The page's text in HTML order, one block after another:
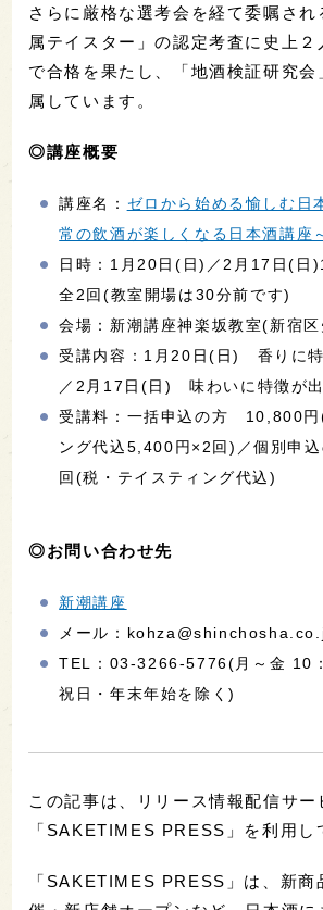
さらに厳格な選考会を経て委嘱さ
属テイスター」の認定考査に史上
で合格を果たし、「地酒検証研究会
属しています。
◎講座概要
講座名： ゼロから始める愉しむ
常の飲酒が楽しくなる日本酒講座
日時：1月20日(日)／2月17日(日
全2回(教室開場は30分前です)
会場：新潮講座神楽坂教室(新宿
受講内容：1月20日(日) 香りに
／2月17日(日) 味わいに特徴が
受講料：一括申込の方 10,800円
ング代込5,400円×2回)／個別申
回(税・テイスティング代込)
◎お問い合わせ先
新潮講座
メール：
TEL：03-3266-5776(月～金 10
祝日・年末年始を除く)
この記事は、リリース情報配信サー
「SAKETIMES PRESS」を利用し
「SAKETIMES PRESS」は、新商